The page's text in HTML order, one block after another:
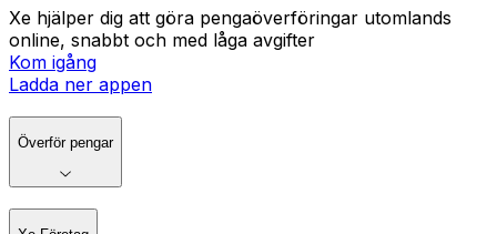
Xe hjälper dig att göra pengaöverföringar utomlands
online, snabbt och med låga avgifter
Kom igång
Ladda ner appen
Överför pengar